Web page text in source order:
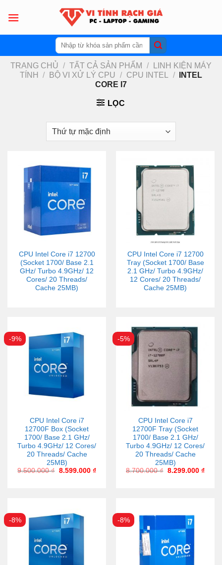
Tìm
kiếm:
TRANG CHỦ / TẤT CẢ SẢN PHẨM /
LINH KIỆN MÁY
TÍNH
/ BỘ VI XỬ LÝ CPU / CPU INTEL /
INTEL
CORE I7
LỌC
CPU Intel Core i7 12700
(Socket 1700/ Base 2.1
GHz/ Turbo 4.9GHz/ 12
Cores/ 20 Threads/
Cache 25MB)
CPU Intel Core i7 12700
Tray (Socket 1700/ Base
2.1 GHz/ Turbo 4.9GHz/
12 Cores/ 20 Threads/
Cache 25MB)
-9%
CPU Intel Core i7
12700F Box (Socket
1700/ Base 2.1 GHz/
Turbo 4.9GHz/ 12 Cores/
20 Threads/ Cache
25MB)
9.500.000₫ 8.599.000 ₫
-5%
CPU Intel Core i7
12700F Tray (Socket
1700/ Base 2.1 GHz/
Turbo 4.9GHz/ 12 Cores/
20 Threads/ Cache
25MB)
8.700.000₫ 8.299.000 ₫
-8% -8%